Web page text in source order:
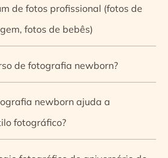
de fotos profissional (fotos de
fotos de bebês)
de fotografia newborn?
newborn ajuda a
fotográfico?